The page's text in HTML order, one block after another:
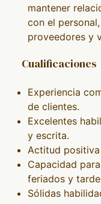
mantener
con el
proveedores y
Cualificaciones
Experiencia
de clientes.
Excelentes
y escrita.
Actitud
Capacidad
feriados y
Sólidas